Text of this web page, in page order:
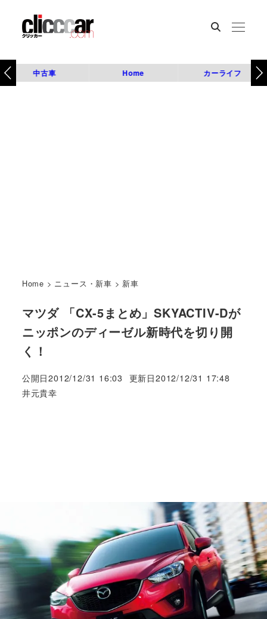
中古車 Home カーライフ
Home > ニュース・新車 > 新車
マツダ 「CX-5まとめ」SKYACTIV-Dが
ニッポンのディーゼル新時代を切り開
く！
公開日2012/12/31 16:03 更新日2012/12/31 17:48
著
井元貴幸